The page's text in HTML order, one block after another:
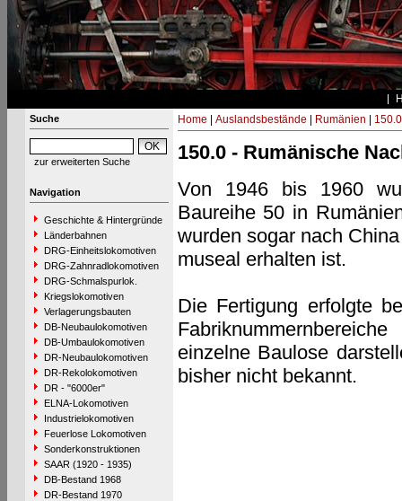
Suche
zur erweiterten Suche
Navigation
Geschichte & Hintergründe
Länderbahnen
DRG-Einheitslokomotiven
DRG-Zahnradlokomotiven
DRG-Schmalspurlok.
Kriegslokomotiven
Verlagerungsbauten
DB-Neubaulokomotiven
DB-Umbaulokomotiven
DR-Neubaulokomotiven
DR-Rekolokomotiven
DR - "6000er"
ELNA-Lokomotiven
Industrielokomotiven
Feuerlose Lokomotiven
Sonderkonstruktionen
SAAR (1920 - 1935)
DB-Bestand 1968
DR-Bestand 1970
Home Auslandsbestände Rumänien 150.0
150.0 - Rumänische
Von 1946 bis 1960
Baureihe 50 in
wurden sogar nach
museal erhalten ist.
Die Fertigung erfolgte
einzelne Baulose
bisher nicht bekannt.